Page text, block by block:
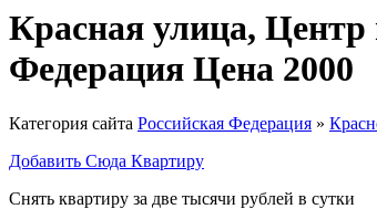
Красная улица,
Федерация Цена 2000
Категория сайта Российская Федерация »
Добавить Сюда Квартиру
Снять квартиру за две тысячи рублей в сутки